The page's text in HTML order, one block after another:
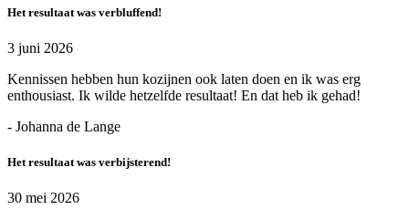
Het resultaat was verbluffend!
3 juni 2026
Kennissen hebben hun kozijnen ook laten doen en ik was erg
enthousiast. Ik wilde hetzelfde resultaat! En dat heb ik gehad!
- Johanna de Lange
Het resultaat was verbijsterend!
30 mei 2026